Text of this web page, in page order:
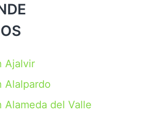
Ajalvir
Alalpardo
Alameda del Valle